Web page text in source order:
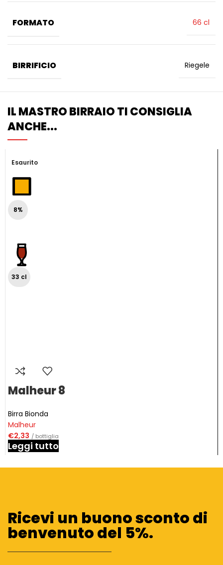
FORMATO 66 cl
BIRRIFICIO Riegele
IL MASTRO BIRRAIO TI CONSIGLIA
ANCHE...
Esaurito
8%
33 cl
Malheur 8
Birra Bionda
Malheur
€2,33 / bottiglia
Leggi tutto
Ricevi un buono sconto di
benvenuto del 5%.